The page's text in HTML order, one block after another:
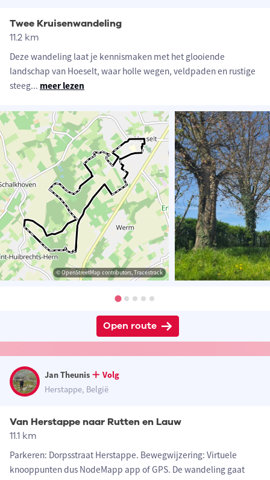
Twee Kruisenwandeling
11.2 km
Deze wandeling laat je kennismaken met het glooiende
landschap van Hoeselt, waar holle wegen, veldpaden en rustige
steeg... meer lezen
© OpenStreetMap contributors, Tracestrack
Open route
Jan Theunis
Volg
Herstappe, België
Van Herstappe naar Rutten en Lauw
11.1 km
Parkeren: Dorpsstraat Herstappe. Bewegwijzering: Virtuele
knooppunten dus NodeMapp app of GPS. De wandeling gaat